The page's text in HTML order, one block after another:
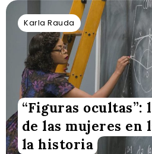
Karla Rauda
“Figuras ocultas”:
de las mujeres en
la historia